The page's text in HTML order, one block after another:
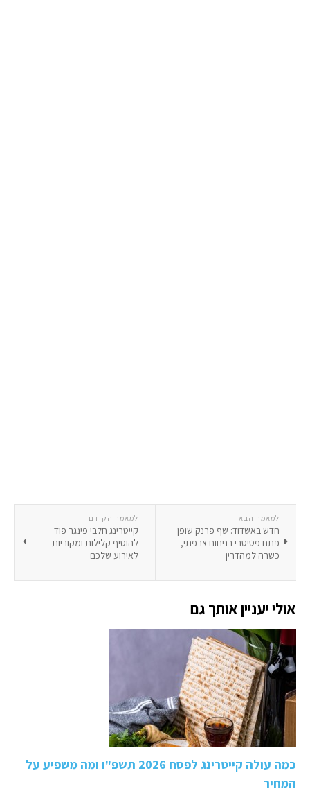
למאמר הקודם
קייטרינג חלבי פינגר פוד
להוסיף קלילות ומקוריות
לאירוע שלכם
למאמר הבא
חדש באשדוד: שף פרנק שופן
פתח פטיסרי בניחוח צרפתי,
כשרה למהדרין
אולי יעניין אותך גם
כמה עולה קייטרינג לפסח 2026 תשפ"ו ומה משפיע על
המחיר